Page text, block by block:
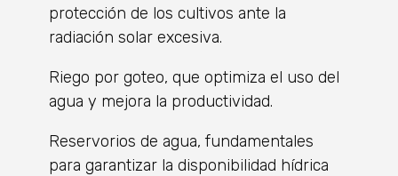
protección de los cultivos ante la
radiación solar excesiva.
Riego por goteo, que optimiza el uso del
agua y mejora la productividad.
Reservorios de agua, fundamentales
para garantizar la disponibilidad hídrica